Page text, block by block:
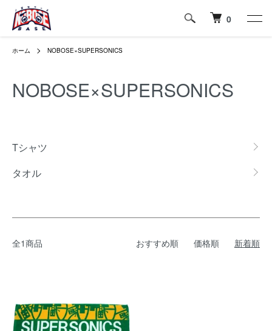
0
ホーム NOBOSE×SUPERSONICS
NOBOSE×SUPERSONICS
Tシャツ
タオル
全1商品 おすすめ順 価格順 新着順